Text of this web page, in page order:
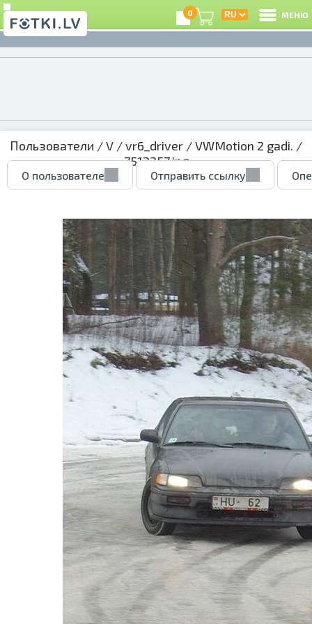
0 МЕНЮ
Пользователи /V /vr6_driver /VWMotion 2 gadi. /
7512257.jpg
О пользователе Отправить ссылку